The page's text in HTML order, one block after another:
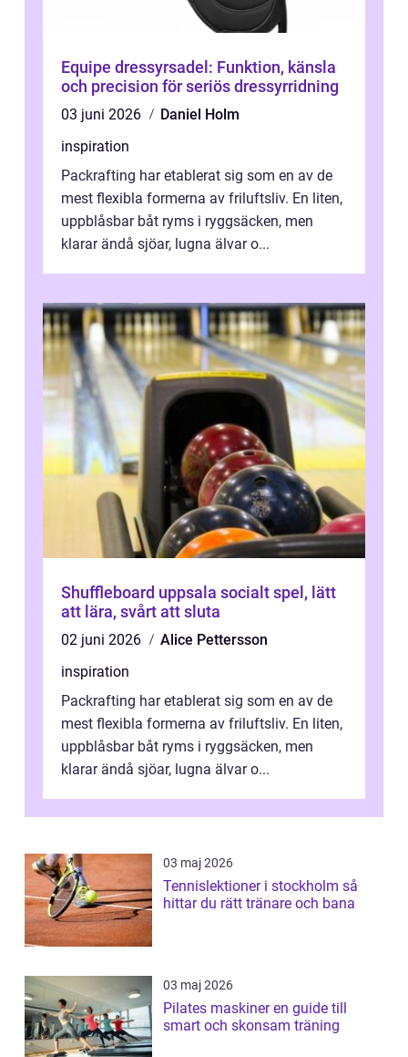
Equipe dressyrsadel: Funktion, känsla
och precision för seriös dressyrridning
03 juni 2026
Daniel Holm
inspiration
Packrafting har etablerat sig som en av de
mest flexibla formerna av friluftsliv. En liten,
uppblåsbar båt ryms i ryggsäcken, men
klarar ändå sjöar, lugna älvar o...
Shuffleboard uppsala socialt spel, lätt
att lära, svårt att sluta
02 juni 2026
Alice Pettersson
inspiration
Packrafting har etablerat sig som en av de
mest flexibla formerna av friluftsliv. En liten,
uppblåsbar båt ryms i ryggsäcken, men
klarar ändå sjöar, lugna älvar o...
03 maj 2026
Tennislektioner i stockholm så
hittar du rätt tränare och bana
03 maj 2026
Pilates maskiner en guide till
smart och skonsam träning